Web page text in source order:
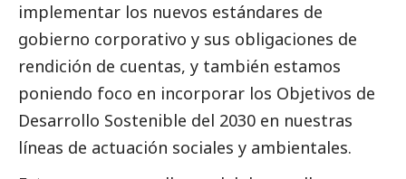
implementar los nuevos estándares de
gobierno corporativo y sus obligaciones de
rendición de cuentas, y también estamos
poniendo foco en incorporar los Objetivos de
Desarrollo Sostenible del 2030 en nuestras
líneas de actuación sociales y ambientales.